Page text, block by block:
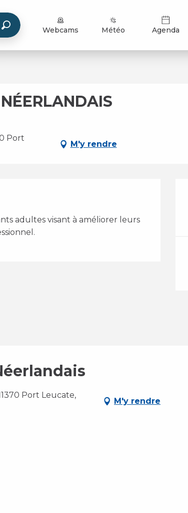
Webcams Météo Agenda
Port
M'y rendre
adultes visant à améliorer leurs
Port Leucate,
M'y rendre